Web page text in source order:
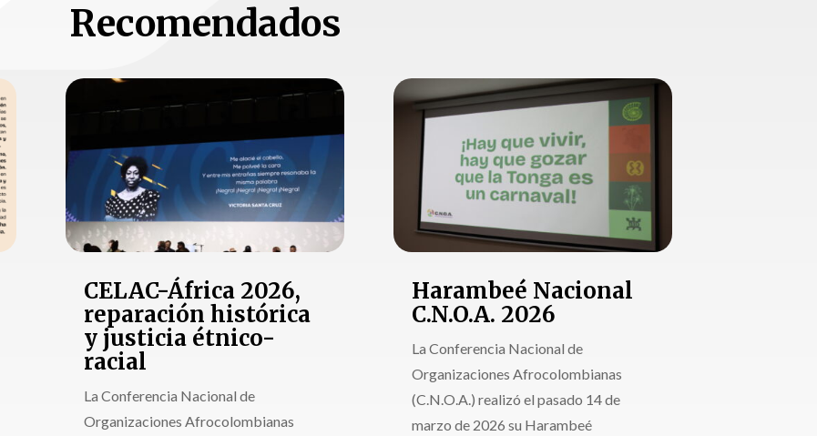
Recomendados
CELAC-África 2026,
reparación histórica
y justicia étnico-
racial
La Conferencia Nacional de
Organizaciones Afrocolombianas
Harambeé Nacional
C.N.O.A. 2026
La Conferencia Nacional de
Organizaciones Afrocolombianas
(C.N.O.A.) realizó el pasado 14 de
marzo de 2026 su Harambeé